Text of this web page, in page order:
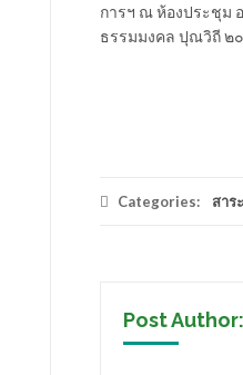
การฯ ณ ห้องประชุม
ธรรมมงคล ปุณวิถี ๒
Categories: สาร
Post Author: